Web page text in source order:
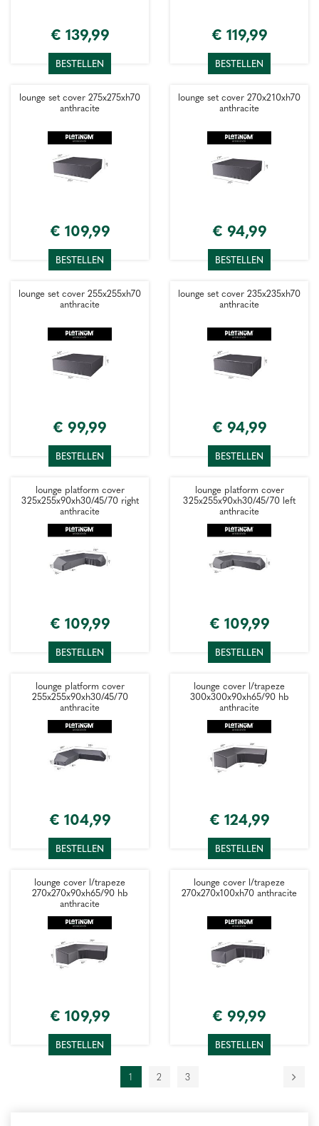
€ 139,99
BESTELLEN
€ 119,99
BESTELLEN
lounge set cover 275x275xh70
anthracite
€ 109,99
BESTELLEN
lounge set cover 270x210xh70
anthracite
€ 94,99
BESTELLEN
lounge set cover 255x255xh70
anthracite
€ 99,99
BESTELLEN
lounge set cover 235x235xh70
anthracite
€ 94,99
BESTELLEN
lounge platform cover
325x255x90xh30/45/70 right
anthracite
€ 109,99
BESTELLEN
lounge platform cover
325x255x90xh30/45/70 left
anthracite
€ 109,99
BESTELLEN
lounge platform cover
255x255x90xh30/45/70
anthracite
€ 104,99
BESTELLEN
lounge cover l/trapeze
300x300x90xh65/90 hb
anthracite
€ 124,99
BESTELLEN
lounge cover l/trapeze
270x270x90xh65/90 hb
anthracite
€ 109,99
BESTELLEN
lounge cover l/trapeze
270x270x100xh70 anthracite
€ 99,99
BESTELLEN
1 2 3